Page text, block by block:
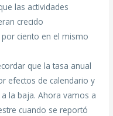
las actividades
crecido
ciento en el mismo
que la tasa anual
efectos de calendario y
la baja. Ahora vamos a
cuando se reportó